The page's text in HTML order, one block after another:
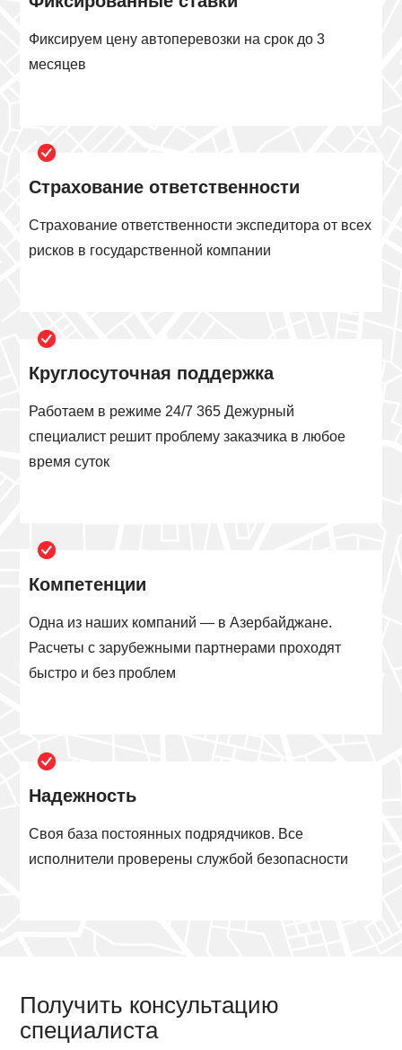
Фиксируем цену автоперевозки на срок до 3
месяцев
Страхование ответственности
Страхование ответственности экспедитора от всех
рисков в государственной компании
Круглосуточная поддержка
Работаем в режиме 24/7 365 Дежурный
специалист решит проблему заказчика в любое
время суток
Компетенции
Одна из наших компаний — в Азербайджане.
Расчеты с зарубежными партнерами проходят
быстро и без проблем
Надежность
Своя база постоянных подрядчиков. Все
исполнители проверены службой безопасности
Получить консультацию
специалиста